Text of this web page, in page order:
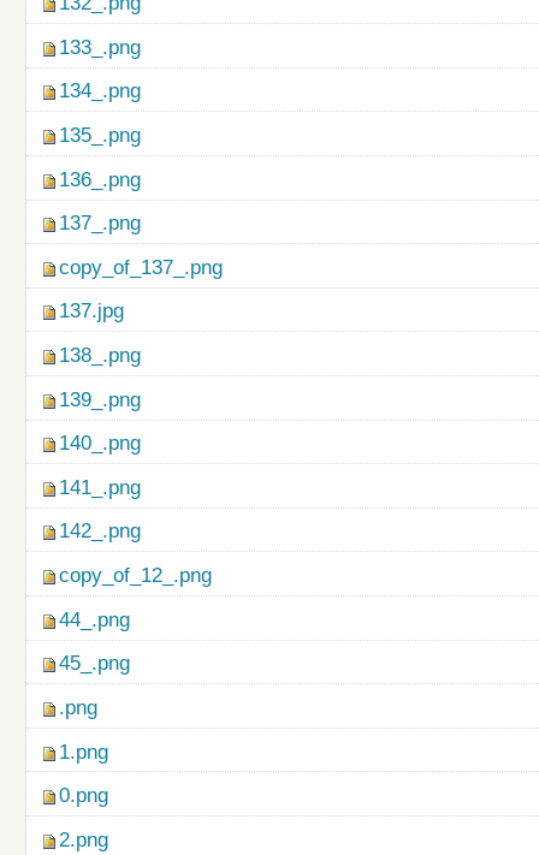
133_.png
134_.png
135_.png
136_.png
137_.png
copy_of_137_.png
137.jpg
138_.png
139_.png
140_.png
141_.png
142_.png
copy_of_12_.png
44_.png
45_.png
.png
1.png
0.png
2.png